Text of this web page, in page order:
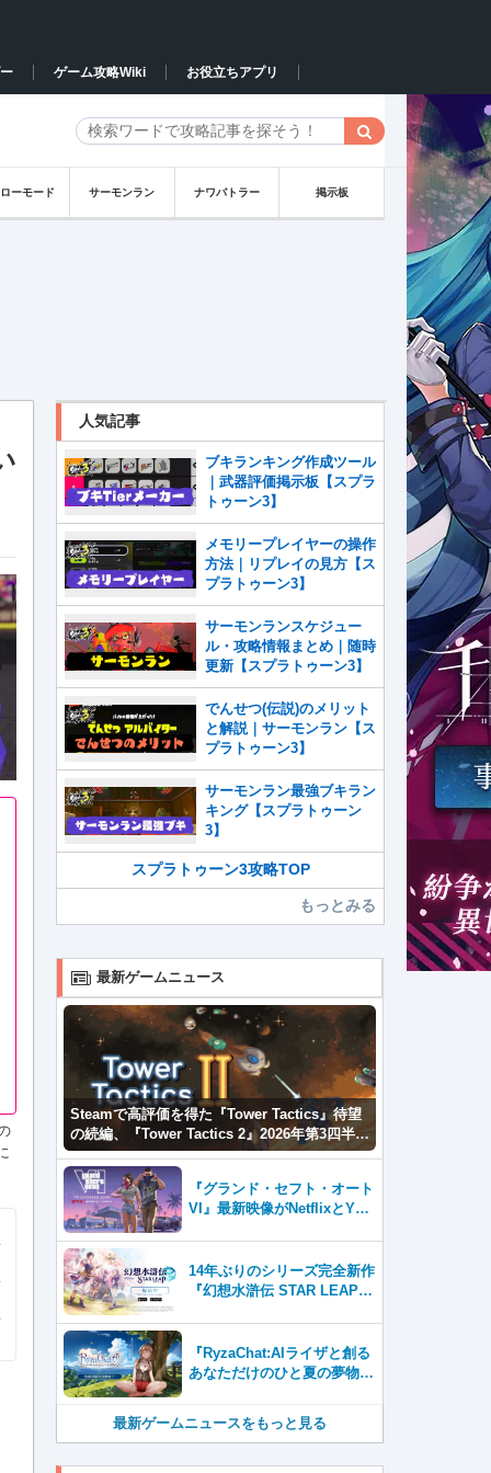
ゲーム攻略Wiki お役立ちアプリ
ーモード サーモンラン ナワバトラー 掲示板
人気記事
ブキランキング作成ツール
｜武器評価掲示板【スプラ
トゥーン3】
メモリープレイヤーの操作
方法｜リプレイの見方【ス
プラトゥーン3】
サーモンランスケジュー
ル・攻略情報まとめ｜随時
更新【スプラトゥーン3】
でんせつ(伝説)のメリット
と解説｜サーモンラン【ス
プラトゥーン3】
サーモンラン最強ブキラン
キング【スプラトゥーン
3】
スプラトゥーン3攻略TOP
もっとみる
最新ゲームニュース
Steamで高評価を得た『Tower Tactics』待望
の続編、『Tower Tactics 2』2026年第3四半期
に早期アクセス開始
『グランド・セフト・オート
VI』最新映像がNetflixとYou
14年ぶりのシリーズ完全新作
『幻想水滸伝 STAR LEAP』
『RyzaChat:AIライザと創る
あなただけのひと夏の夢物
自由な冒険を進めていくシス
テムはこれまでにない新鮮な
最新ゲームニュースをもっと見る